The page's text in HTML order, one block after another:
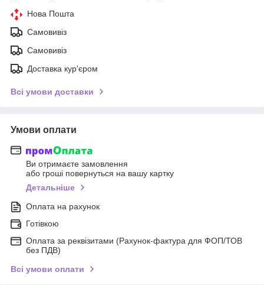
Нова Пошта
Самовивіз
Самовивіз
Доставка кур'єром
Всі умови доставки
Умови оплати
Ви отримаєте замовлення
або гроші повернуться на вашу картку
Детальніше
Оплата на рахунок
Готівкою
Оплата за реквізитами (Рахунок-фактура для ФОП/ТОВ
без ПДВ)
Всі умови оплати